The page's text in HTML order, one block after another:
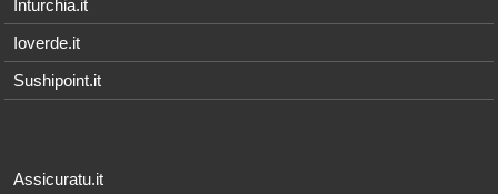
Inturchia.it
Ioverde.it
Sushipoint.it
Assicuratu.it